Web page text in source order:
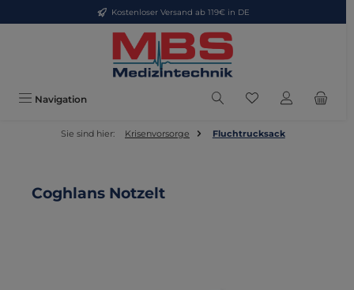
Zum Hauptinhalt springenKostenloser Versand ab 119€ in DE
Navigation Du hast 0
Sie sind hier: Krisenvorsorge Fluchtrucksack
Coghlans Notzelt